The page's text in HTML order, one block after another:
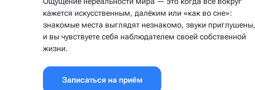
кажется искусственным, далёким или «как во сне»:
знакомые места выглядят незнакомо, звуки приглушены,
и вы чувствуете себя наблюдателем своей собственной
жизни.
Записаться на приём